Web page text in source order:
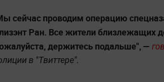
сейчас проводим операцию
Ран. Все жители близлежащих
держитесь подальше", —
в "Твиттере".